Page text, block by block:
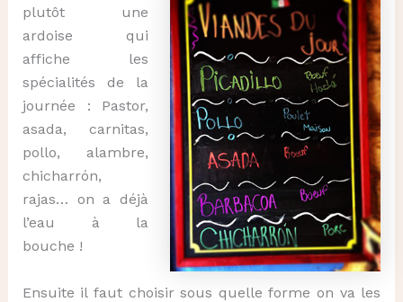
plutôt une
ardoise qui
affiche les
spécialités de la
journée : Pastor,
asada, carnitas,
pollo, alambre,
chicharrón,
rajas… on a déjà
l’eau à la
bouche !
Ensuite il faut choisir sous quelle forme on va les